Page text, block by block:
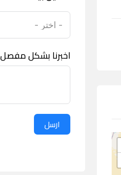
اخبرنا بشكل مفصل
ارسل